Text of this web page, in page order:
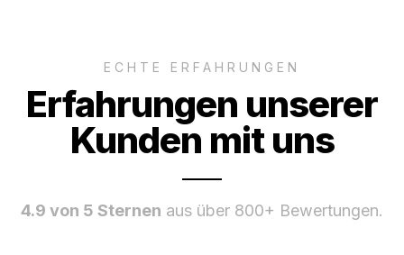
ECHTE ERFAHRUNGEN
Erfahrungen unserer
Kunden mit uns
4.9 von 5 Sternen aus über 800+ Bewertungen.